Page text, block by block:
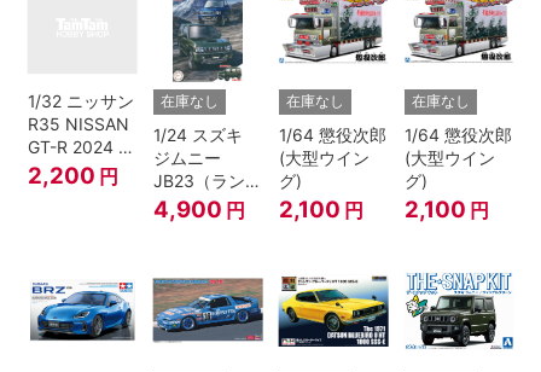
1/32 ニッサン
R35 NISSAN
GT-R 2024 メ
タリックブル
ー
2,200 円
在庫なし
1/24 スズキ
ジムニー
JB23（ランド
ベンチャー/ク
ールカーキパ
4,900 円
在庫なし
1/64 懲役次郎
(大型ウイン
グ)
2,100 円
在庫なし
1/64 懲役次郎
(大型ウイン
グ)
2,100 円